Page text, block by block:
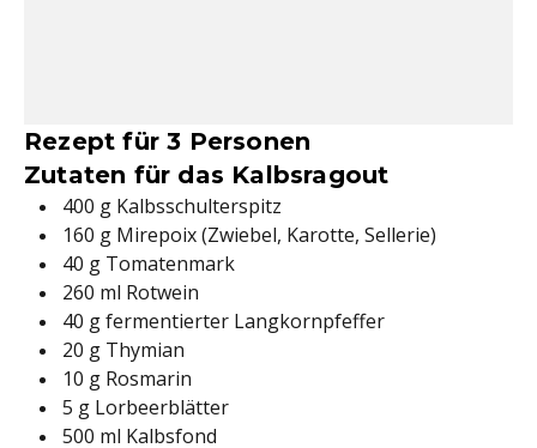
Rezept für 3 Personen
Zutaten für das Kalbsragout
400 g Kalbsschulterspitz
160 g Mirepoix (Zwiebel, Karotte, Sellerie)
40 g Tomatenmark
260 ml Rotwein
40 g fermentierter Langkornpfeffer
20 g Thymian
10 g Rosmarin
5 g Lorbeerblätter
500 ml Kalbsfond